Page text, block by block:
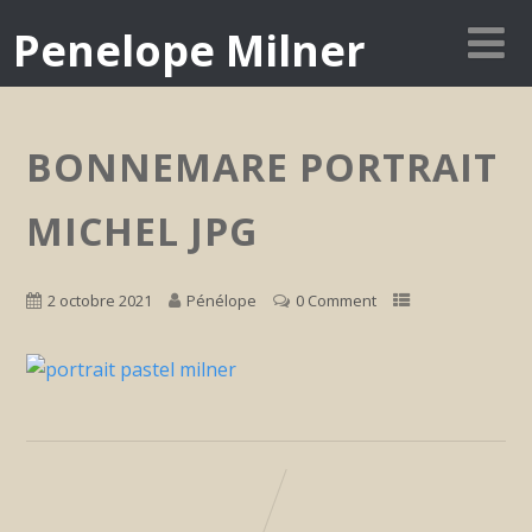
Penelope Milner
BONNEMARE PORTRAIT
MICHEL JPG
2 octobre 2021 Pénélope 0 Comment